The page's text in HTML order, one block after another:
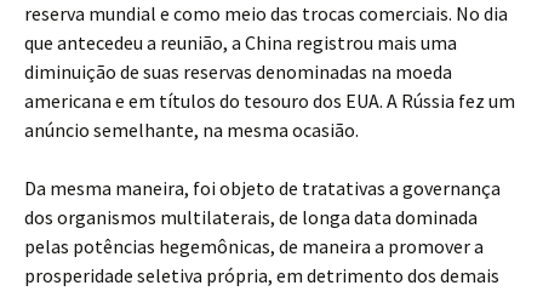
reserva mundial e como meio das trocas comerciais. No dia
que antecedeu a reunião, a China registrou mais uma
diminuição de suas reservas denominadas na moeda
americana e em títulos do tesouro dos EUA. A Rússia fez um
anúncio semelhante, na mesma ocasião.
Da mesma maneira, foi objeto de tratativas a governança
dos organismos multilaterais, de longa data dominada
pelas potências hegemônicas, de maneira a promover a
prosperidade seletiva própria, em detrimento dos demais